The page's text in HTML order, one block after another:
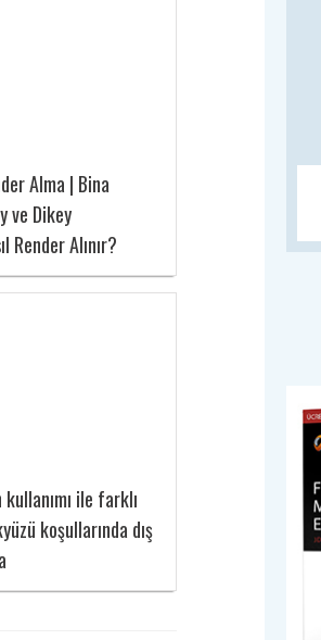
Alma | Bina
ve Dikey
Render Alınır?
ile farklı
koşullarında dış